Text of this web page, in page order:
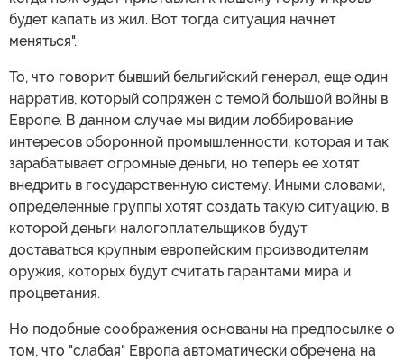
будет капать из жил. Вот тогда ситуация начнет
меняться".
То, что говорит бывший бельгийский генерал, еще один
нарратив, который сопряжен с темой большой войны в
Европе. В данном случае мы видим лоббирование
интересов оборонной промышленности, которая и так
зарабатывает огромные деньги, но теперь ее хотят
внедрить в государственную систему. Иными словами,
определенные группы хотят создать такую ситуацию, в
которой деньги налогоплательщиков будут
доставаться крупным европейским производителям
оружия, которых будут считать гарантами мира и
процветания.
Но подобные соображения основаны на предпосылке о
том, что "слабая" Европа автоматически обречена на